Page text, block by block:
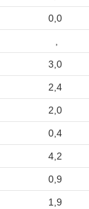
0,0
3,0
2,4
2,0
0,4
4,2
0,9
1,9